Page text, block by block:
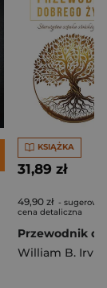
KSIĄŻKA
31,89 zł
49,90 zł -
cena detaliczna
William B.